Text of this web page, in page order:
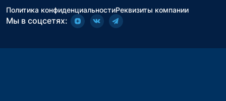
Политика конфиденциальностиРеквизиты компании
Мы в соцсетях: